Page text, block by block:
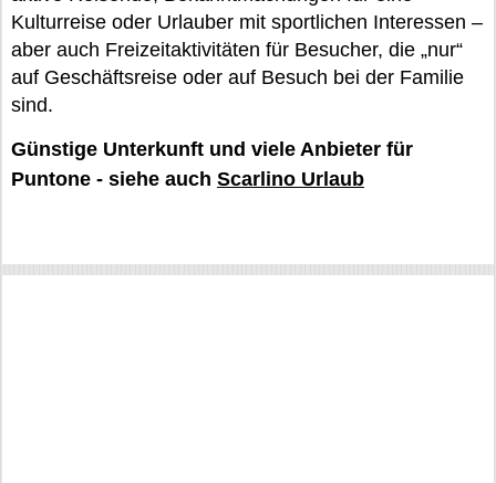
Kulturreise oder Urlauber mit sportlichen Interessen –
aber auch Freizeitaktivitäten für Besucher, die „nur“
auf Geschäftsreise oder auf Besuch bei der Familie
sind.
Günstige Unterkunft und viele Anbieter für
Puntone - siehe auch Scarlino Urlaub